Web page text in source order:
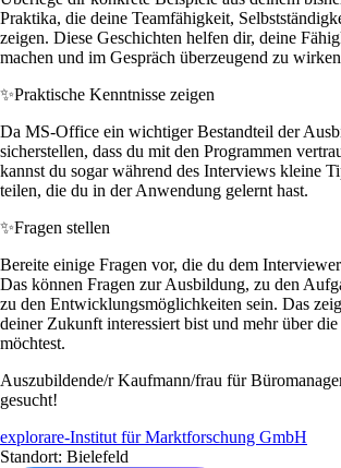
Praktika, die deine Teamfähigkeit,
zeigen. Diese Geschichten helfen dir, deine
machen und im Gespräch überzeugend zu
✨Praktische Kenntnisse zeigen
Da MS-Office ein wichtiger Bestandteil der
sicherstellen, dass du mit den Programmen
kannst du sogar während des Interviews kleine
teilen, die du in der Anwendung gelernt hast.
✨Fragen stellen
Bereite einige Fragen vor, die du dem
Das können Fragen zur Ausbildung, zu den
zu den Entwicklungsmöglichkeiten sein. Das
deiner Zukunft interessiert bist und mehr über
möchtest.
Auszubildende/r Kaufmann/frau für
gesucht!
explorare-Institut für Marktforschung GmbH
Standort: Bielefeld